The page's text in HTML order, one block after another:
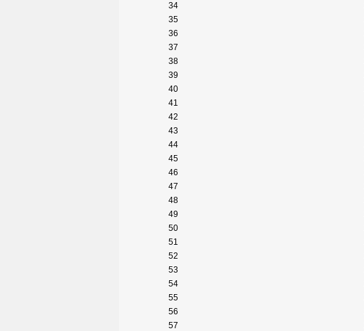
34
35
36
37
38
39
40
41
42
43
44
45
46
47
48
49
50
51
52
53
54
55
56
57